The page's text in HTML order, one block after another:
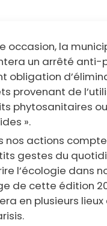
occasion, la
un arrêté anti-
obligation
provenant de
phytosanitaires
».
nos actions
gestes du
l’écologie dans
de cette édition
en plusieurs lieux